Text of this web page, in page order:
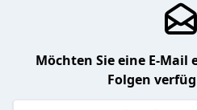
Möchten Sie eine E-
Folgen